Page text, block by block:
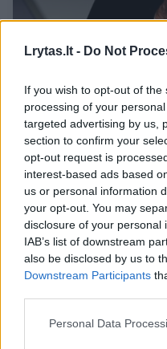
Lrytas.lt - Do Not
If you wish to opt-out of
processing of your
targeted advertising by us,
section to confirm your
opt-out request is
interest-based ads based
us or personal information
your opt-out. You may
disclosure of your personal
IAB’s list of downstream
also be disclosed by us to
Downstream Participants
Personal Data
Programinės
Pasaulis 2020-10-06
Dar papildyta